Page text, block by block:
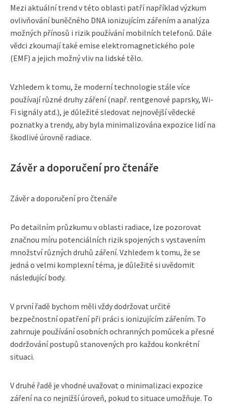
Mezi aktuální trend v této oblasti patří například výzkum
ovlivňování buněčného DNA ionizujícím zářením a analýza
možných přínosů i rizik používání mobilních telefonů. Dále
vědci zkoumají také emise elektromagnetického pole
(EMF) a jejich možný vliv na lidské tělo.
Vzhledem k tomu, že moderní technologie stále více
používají různé druhy záření (např. rentgenové paprsky, Wi-
Fi signály atd.), je důležité sledovat nejnovější vědecké
poznatky a trendy, aby byla minimalizována expozice lidí na
škodlivé úrovně radiace.
Závěr a doporučení pro čtenáře
Závěr a doporučení pro čtenáře
Po detailním průzkumu v oblasti radiace, lze pozorovat
značnou míru potenciálních rizik spojených s vystavením
množství různých druhů záření. Vzhledem k tomu, že se
jedná o velmi komplexní téma, je důležité si uvědomit
následující body.
V první řadě bychom měli vždy dodržovat určité
bezpečnostní opatření při práci s ionizujícím zářením. To
zahrnuje používání osobních ochranných pomůcek a přesné
dodržování postupů stanovených pro každou konkrétní
situaci.
V druhé řadě je vhodné uvažovat o minimalizaci expozice
záření na co nejnižší úroveň, pokud to situace umožňuje. To